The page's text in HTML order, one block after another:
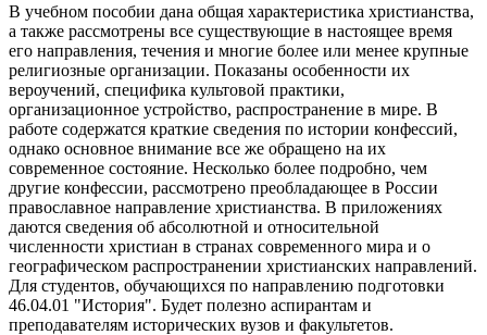
В учебном пособии дана общая характеристика христианства,
а также рассмотрены все существующие в настоящее время
его направления, течения и многие более или менее крупные
религиозные организации. Показаны особенности их
вероучений, специфика культовой практики,
организационное устройство, распространение в мире. В
работе содержатся краткие сведения по истории конфессий,
однако основное внимание все же обращено на их
современное состояние. Несколько более подробно, чем
другие конфессии, рассмотрено преобладающее в России
православное направление христианства. В приложениях
даются сведения об абсолютной и относительной
численности христиан в странах современного мира и о
географическом распространении христианских направлений.
Для студентов, обучающихся по направлению подготовки
46.04.01 "История". Будет полезно аспирантам и
преподавателям исторических вузов и факультетов.